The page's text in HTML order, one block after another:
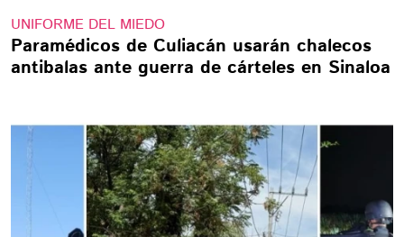
UNIFORME DEL MIEDO
Paramédicos de Culiacán usarán chalecos
antibalas ante guerra de cárteles en Sinaloa